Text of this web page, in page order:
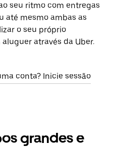
seu ritmo com entregas
até mesmo ambas as
o seu próprio
através da Uber.
conta? Inicie sessão
grandes e